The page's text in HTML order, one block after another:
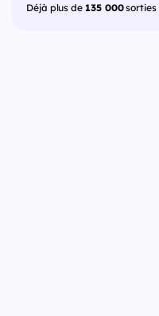
Déjà plus de 135 000sorties